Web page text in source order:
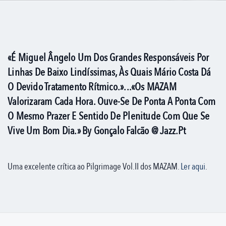
«É Miguel Ângelo Um Dos Grandes Responsáveis Por
Linhas De Baixo Lindíssimas, Às Quais Mário Costa Dá
O Devido Tratamento Rítmico.»...«Os MAZAM
Valorizaram Cada Hora. Ouve-Se De Ponta A Ponta Com
O Mesmo Prazer E Sentido De Plenitude Com Que Se
Vive Um Bom Dia.» By Gonçalo Falcão @ Jazz.pt
Uma excelente crítica ao Pilgrimage Vol.II dos MAZAM.Ler aqui.